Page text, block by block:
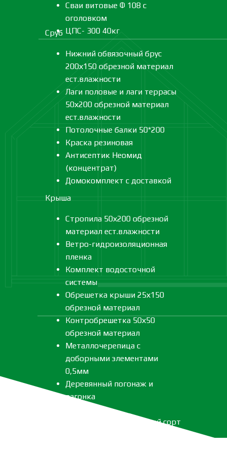
Сваи витовые Ф 108 с
оголовком
ЦПС- 300 40кг
Сруб
Нижний обвязочный брус
200х150 обрезной материал
ест.влажности
Лаги половые и лаги террасы
50х200 обрезной материал
ест.влажности
Потолочные балки 50*200
Краска резиновая
Антисептик Неомид
(концентрат)
Домокомплект с доставкой
Крыша
Стропила 50х200 обрезной
материал ест.влажности
Ветро-гидроизоляционная
пленка
Комплект водосточной
системы
Обрешетка крыши 25х150
обрезной материал
Контробрешетка 50х50
обрезной материал
Металлочерепица с
доборными элементами
0,5мм
Деревянный погонаж и
вагонка
Леса 40*150*6000 второй сорт